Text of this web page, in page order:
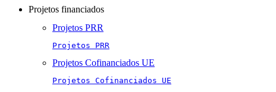
Projetos financiados
Projetos PRR
Projetos PRR
Projetos Cofinanciados UE
Projetos Cofinanciados UE